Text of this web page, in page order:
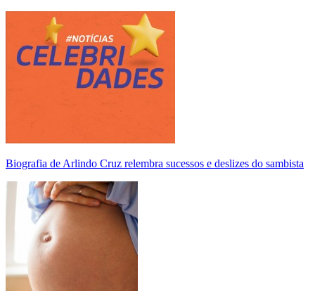
Biografia de Arlindo Cruz relembra sucessos e deslizes do sambista